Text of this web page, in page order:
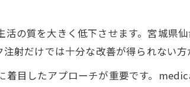
注目の神経系ストレッチ活用法
の質を大きく低下させます。宮城県
射だけでは十分な改善が得られない方
目したアプローチが重要です。